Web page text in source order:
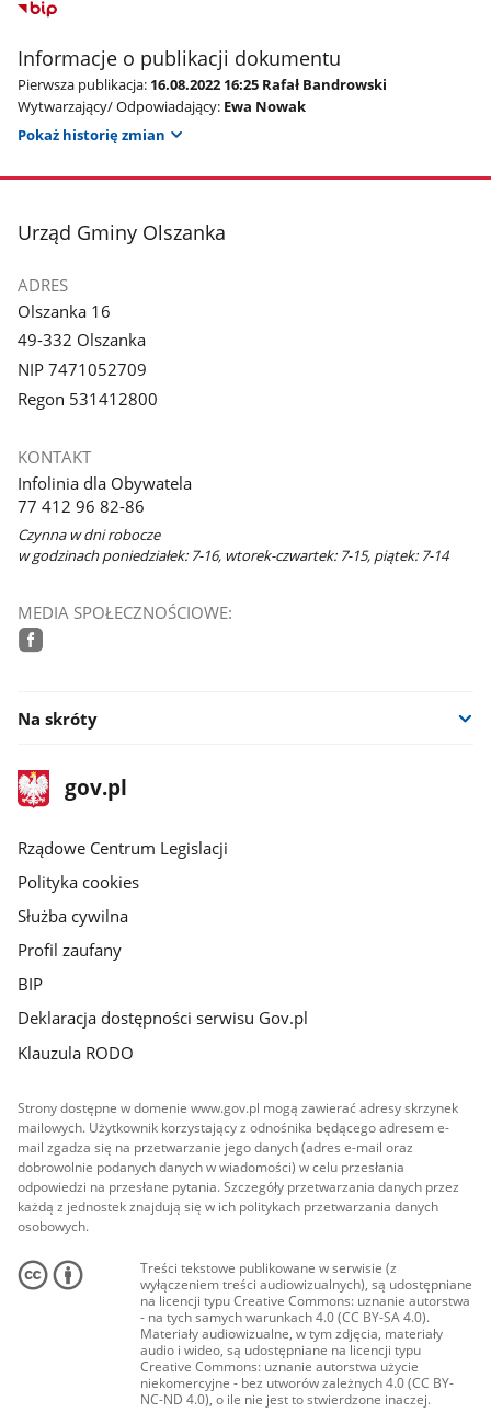
Informacje o publikacji dokumentu
Pierwsza publikacja: 16.08.2022 16:25 Rafał Bandrowski
Wytwarzający/ Odpowiadający: Ewa Nowak
Pokaż historię zmian
stopka
Urząd Gminy Olszanka
ADRES
Olszanka 16
49-332 Olszanka
NIP 7471052709
Regon 531412800
KONTAKT
Infolinia dla Obywatela
77 412 96 82-86
Czynna w dni robocze
w godzinach poniedziałek: 7-16, wtorek-czwartek: 7-15, piątek: 7-14
MEDIA SPOŁECZNOŚCIOWE:
Na skróty
stopka
gov.plStrona
gov.pl
Rządowe Centrum Legislacji
Polityka cookies
Służba cywilna
Profil zaufany
BIP
Deklaracja dostępności serwisu Gov.pl
Klauzula RODO
Strony dostępne w domenie www.gov.pl mogą zawierać adresy skrzynek
mailowych. Użytkownik korzystający z odnośnika będącego adresem e-
mail zgadza się na przetwarzanie jego danych (adres e-mail oraz
dobrowolnie podanych danych w wiadomości) w celu przesłania
odpowiedzi na przesłane pytania. Szczegóły przetwarzania danych przez
każdą z jednostek znajdują się w ich politykach przetwarzania danych
osobowych.
Treści tekstowe publikowane w serwisie (z
wyłączeniem treści audiowizualnych), są udostępniane
na licencji typu Creative Commons: uznanie autorstwa
- na tych samych warunkach 4.0 (CC BY-SA 4.0).
Materiały audiowizualne, w tym zdjęcia, materiały
audio i wideo, są udostępniane na licencji typu
Creative Commons: uznanie autorstwa użycie
niekomercyjne - bez utworów zależnych 4.0 (CC BY-
NC-ND 4.0), o ile nie jest to stwierdzone inaczej.